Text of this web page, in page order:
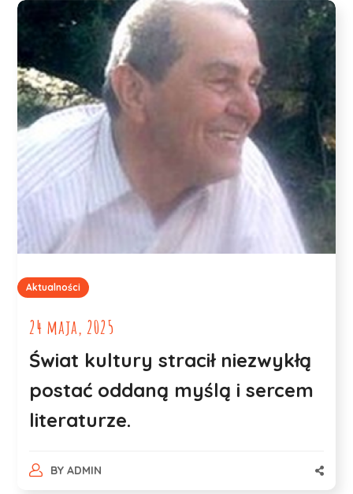
Aktualności
24 maja, 2025
Świat kultury stracił niezwykłą
postać oddaną myślą i sercem
literaturze.
BY ADMIN